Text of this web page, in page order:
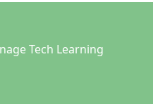
Tech Learning